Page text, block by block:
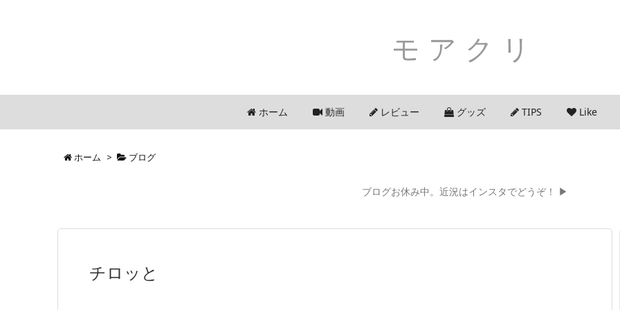
モアクリ
ホーム 動画 レビュー グッズ TIPS Like
ホーム > ブログ
ブログお休み中。近況はインスタでどうぞ！ ▶
チロッと